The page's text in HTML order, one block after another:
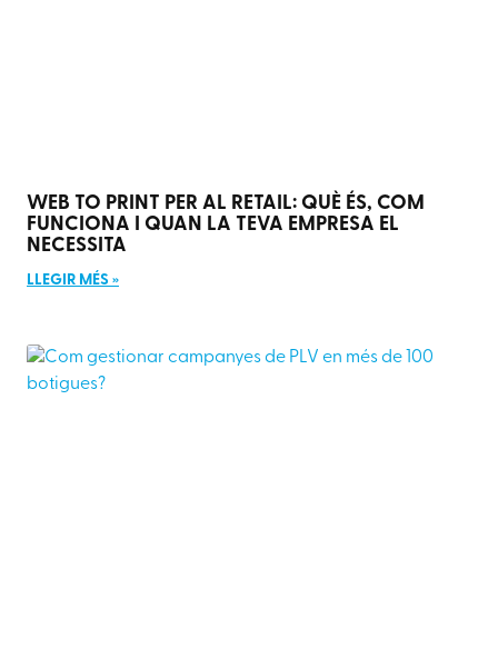
WEB TO PRINT PER AL RETAIL: QUÈ ÉS, COM
FUNCIONA I QUAN LA TEVA EMPRESA EL
NECESSITA
LLEGIR MÉS »